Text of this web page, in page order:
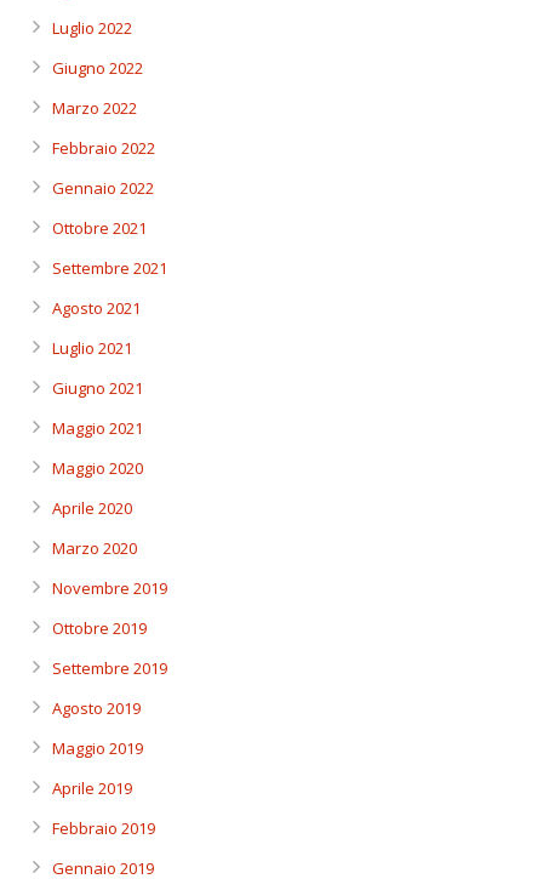
Luglio 2022
Giugno 2022
Marzo 2022
Febbraio 2022
Gennaio 2022
Ottobre 2021
Settembre 2021
Agosto 2021
Luglio 2021
Giugno 2021
Maggio 2021
Maggio 2020
Aprile 2020
Marzo 2020
Novembre 2019
Ottobre 2019
Settembre 2019
Agosto 2019
Maggio 2019
Aprile 2019
Febbraio 2019
Gennaio 2019